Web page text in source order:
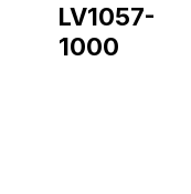
LV1057-
1000